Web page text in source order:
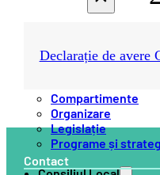
Despre instituție
Compartimente
Organizare
Legislație
Programe și
Declarație de avere
Contact